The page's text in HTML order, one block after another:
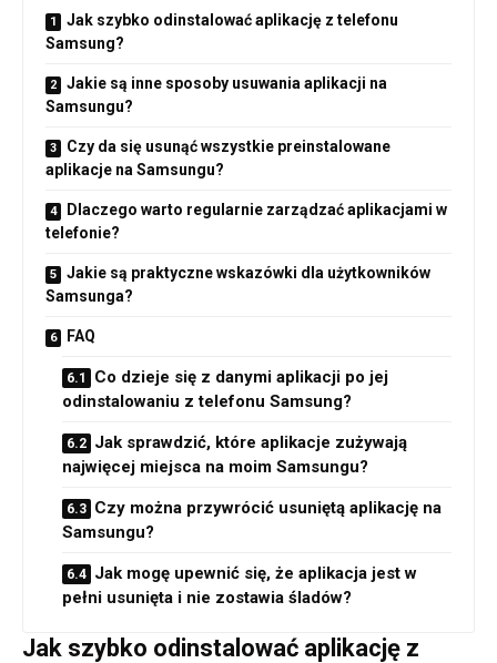
Jak szybko odinstalować aplikację z telefonu
Samsung?
Jakie są inne sposoby usuwania aplikacji na
Samsungu?
Czy da się usunąć wszystkie preinstalowane
aplikacje na Samsungu?
Dlaczego warto regularnie zarządzać aplikacjami w
telefonie?
Jakie są praktyczne wskazówki dla użytkowników
Samsunga?
FAQ
Co dzieje się z danymi aplikacji po jej
odinstalowaniu z telefonu Samsung?
Jak sprawdzić, które aplikacje zużywają
najwięcej miejsca na moim Samsungu?
Czy można przywrócić usuniętą aplikację na
Samsungu?
Jak mogę upewnić się, że aplikacja jest w
pełni usunięta i nie zostawia śladów?
Jak szybko odinstalować aplikację z